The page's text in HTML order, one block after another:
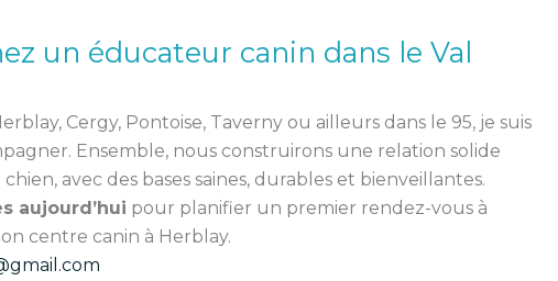
un éducateur canin dans le Val
Cergy, Pontoise, Taverny ou ailleurs dans le 95, je suis
Ensemble, nous construirons une relation solide
avec des bases saines, durables et bienveillantes.
aujourd’hui pour planifier un premier rendez-vous à
centre canin à Herblay.